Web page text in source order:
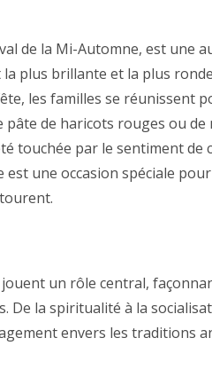
de la Mi-Automne, est une
plus brillante et la plus ronde
les familles se réunissent
de haricots rouges ou de
touchée par le sentiment de
une occasion spéciale
un rôle central,
la spiritualité à la
envers les traditions